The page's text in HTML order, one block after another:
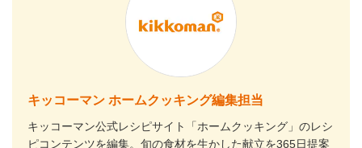
キッコーマン ホームクッキング編集担当
キッコーマン公式レシピサイト「ホームクッキング」のレシ
ピコンテンツを編集。旬の食材を生かした献立を365日提案